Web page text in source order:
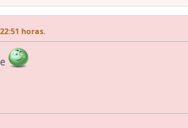
horas.